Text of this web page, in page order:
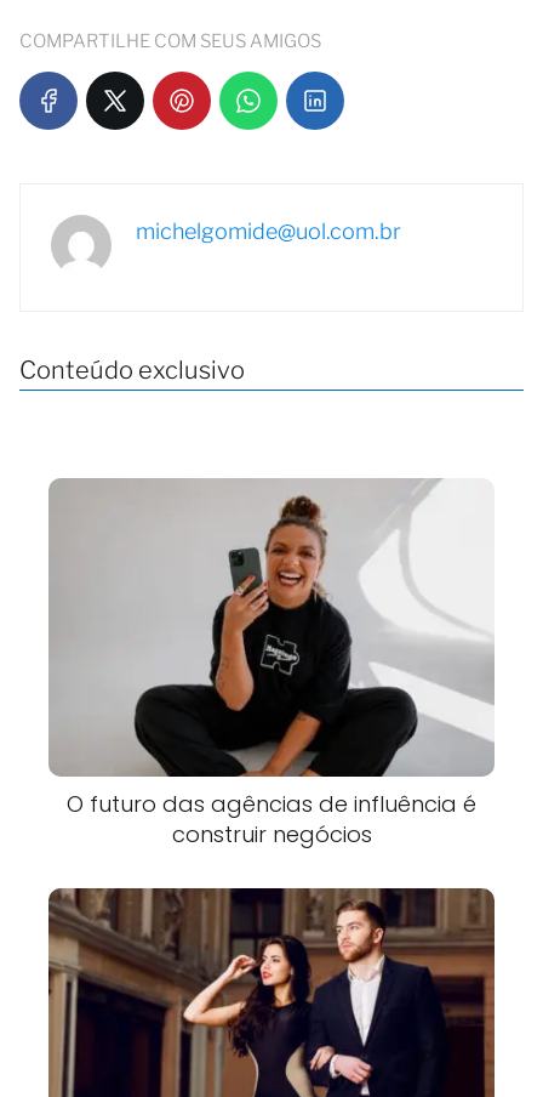
COMPARTILHE COM SEUS AMIGOS
michelgomide@uol.com.br
Conteúdo exclusivo
O futuro das agências de influência é
construir negócios